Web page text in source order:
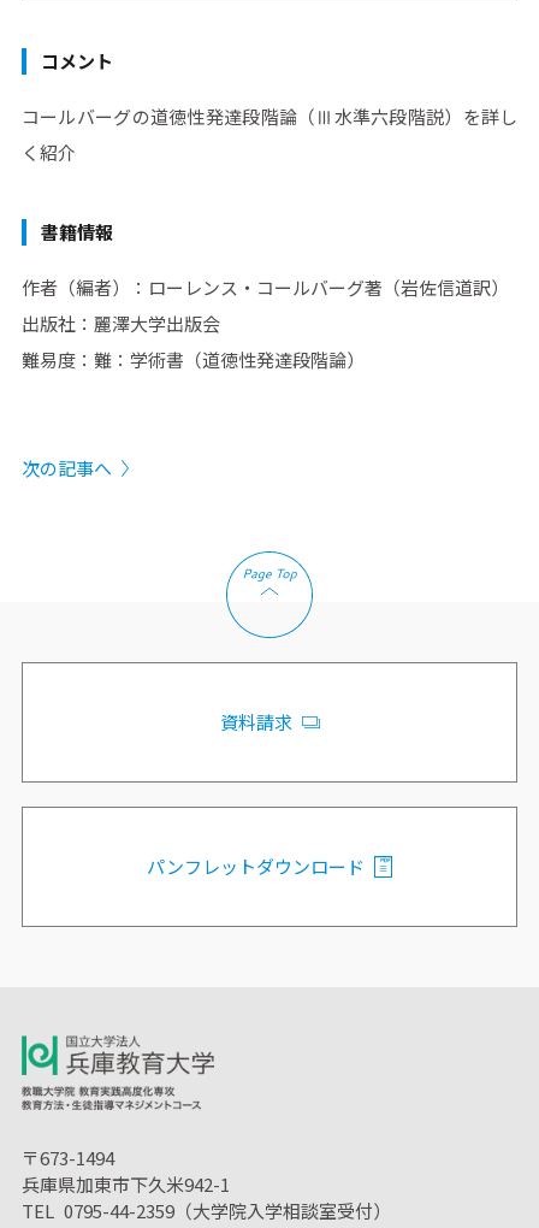
コメント
コールバーグの道徳性発達段階論（Ⅲ水準六段階説）を詳し
く紹介
書籍情報
作者（編者）：ローレンス・コールバーグ著（岩佐信道訳）
出版社：麗澤大学出版会
難易度：難：学術書（道徳性発達段階論）
次の記事へ
資料請求
パンフレットダウンロード
〒673-1494
兵庫県加東市下久米942-1
TEL 0795-44-2359（大学院入学相談室受付）